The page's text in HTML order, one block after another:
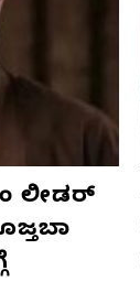
ಲೀಡರ್